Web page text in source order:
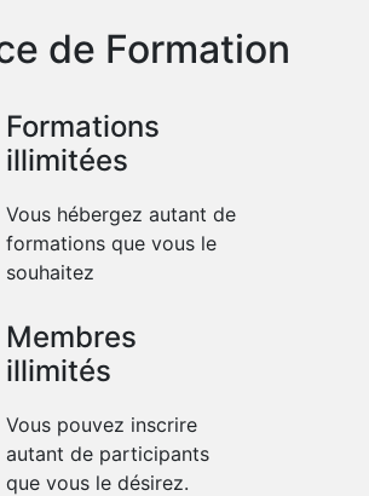
de Formation
Formations
illimitées
Vous hébergez autant de
formations que vous le
souhaitez
Membres
illimités
Vous pouvez inscrire
autant de participants
que vous le désirez.